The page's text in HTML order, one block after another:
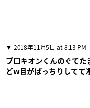
2018年11月5日 at 8:13 PM
プロキオンくんのぐてた
どw目がぱっちりしてて